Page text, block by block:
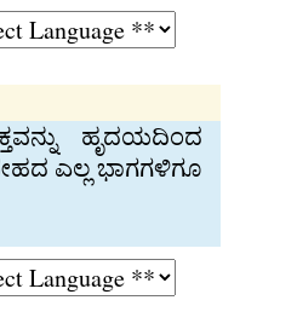
ಹೃದಯದಿಂದ
ಎಲ್ಲ ಭಾಗಗಳಿಗೂ